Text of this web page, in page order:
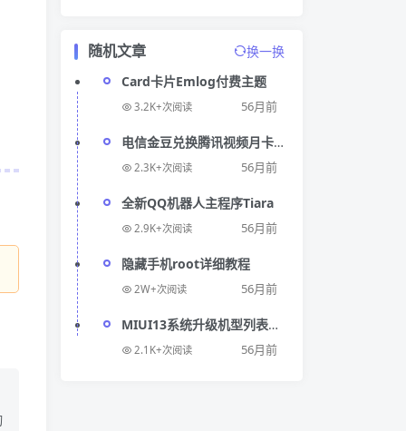
随机文章
换一换
Card卡片Emlog付费主题
3.2K+次阅读 56月前
电信金豆兑换腾讯视频月卡
秒到2.3K+次阅读 56月前
全新QQ机器人主程序Tiara
2.9K+次阅读 56月前
隐藏手机root详细教程
2W+次阅读 56月前
MIUI13系统升级机型列表
+特色泄露功能+发布日期
2.1K+次阅读 56月前